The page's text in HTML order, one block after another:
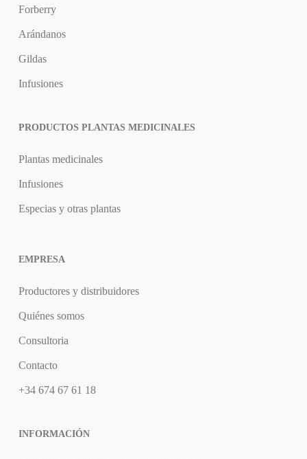
Forberry
Arándanos
Gildas
Infusiones
PRODUCTOS PLANTAS MEDICINALES
Plantas medicinales
Infusiones
Especias y otras plantas
EMPRESA
Productores y distribuidores
Quiénes somos
Consultoria
Contacto
+34 674 67 61 18
INFORMACIÓN